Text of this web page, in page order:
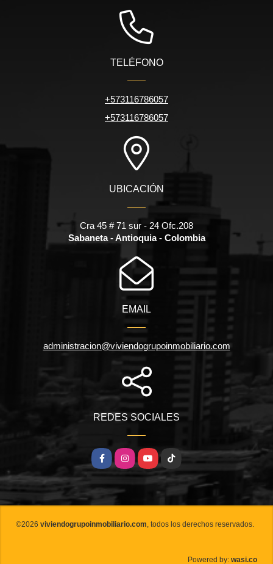
TELÉFONO
+573116786057
+573116786057
UBICACIÓN
Cra 45 # 71 sur - 24 Ofc.208
Sabaneta - Antioquia - Colombia
EMAIL
administracion@viviendogrupoinmobiliario.com
REDES SOCIALES
FacebookInstagramYouTubeTikTok
©2026 viviendogrupoinmobiliario.com, todos los derechos reservados.
Powered by: wasi.co